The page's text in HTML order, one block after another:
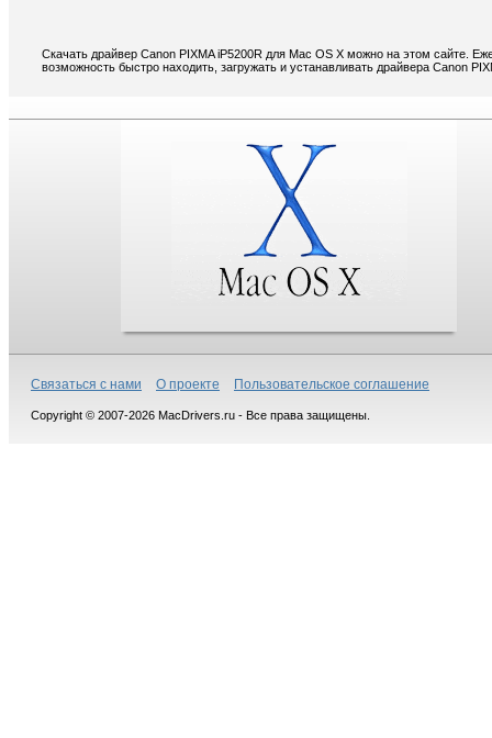
Скачать драйвер Canon PIXMA iP5200R для Mac OS X можно на этом сайте.
возможность быстро находить, загружать и устанавливать драйвера Canon
Связаться с нами О проекте Пользовательское соглашение
Copyright © 2007-2026 MacDrivers.ru - Все права защищены.